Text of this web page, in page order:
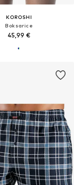
KOROSHI
Boksarice
45,99 €